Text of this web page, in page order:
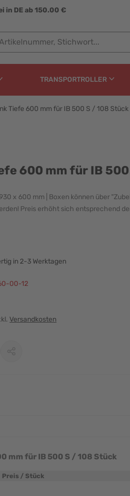
in DE ab 150.00 €
Stichwort...
TRANSPORTROLLER
Tiefe 600 mm für IB 500 S / 108 Stück
S / 108
600 mm für IB
x 600 mm | Boxen können über
Preis erhöht sich entsprechend
in 2-3 Werktagen
00-12
Versandkosten
mm für IB 500 S / 108 Stück
Preis / Stück